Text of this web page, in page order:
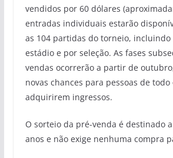
vendidos por 60 dólares
entradas individuais estarão
as 104 partidas do torneio, incluindo
estádio e por seleção. As fases
vendas ocorrerão a partir de
novas chances para pessoas de
adquirirem ingressos.
O sorteio da pré-venda é destinado
anos e não exige nenhuma compra